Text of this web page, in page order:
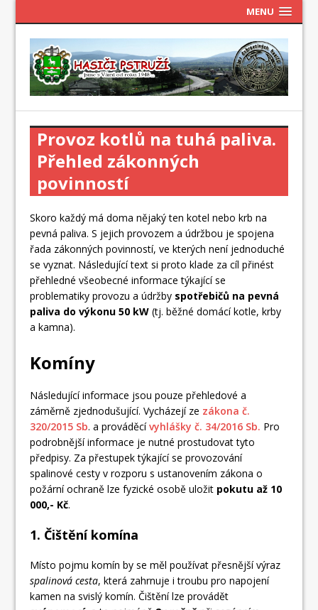
MENU
Provoz kotlů na tuhá paliva.
Přehled zákonných
povinností
Skoro každý má doma nějaký ten kotel nebo krb na
pevná paliva. S jejich provozem a údržbou je spojena
řada zákonných povinností, ve kterých není jednoduché
se vyznat. Následující text si proto klade za cíl přinést
přehledné všeobecné informace týkající se
problematiky provozu a údržby spotřebičů na pevná
paliva do výkonu 50 kW (tj. běžné domácí kotle, krby
a kamna).
Komíny
Následující informace jsou pouze přehledové a
záměrně zjednodušující. Vycházejí ze zákona č.
320/2015 Sb. a prováděcívyhlášky č. 34/2016 Sb. Pro
podrobnější informace je nutné prostudovat tyto
předpisy. Za přestupek týkající se provozování
spalinové cesty v rozporu s ustanovením zákona o
požární ochraně lze fyzické osobě uložit pokutu až 10
000,- Kč.
1. Čištění komína
Místo pojmu komín by se měl používat přesnější výraz
spalinová cesta, která zahrnuje i troubu pro napojení
kamen na svislý komín. Čištění lze provádět